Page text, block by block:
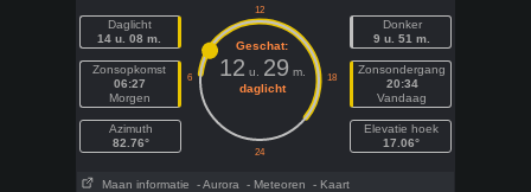
Daglicht
14 u. 08 m.
Zonsopkomst
06:27
Morgen
Azimuth
82.76°
Geschat:
12 u. 29 m.
daglicht
Donker
9 u. 51 m.
Zonsondergang
20:34
Vandaag
Elevatie hoek
17.06°
Maan informatie - Aurora - Meteoren - Kaart